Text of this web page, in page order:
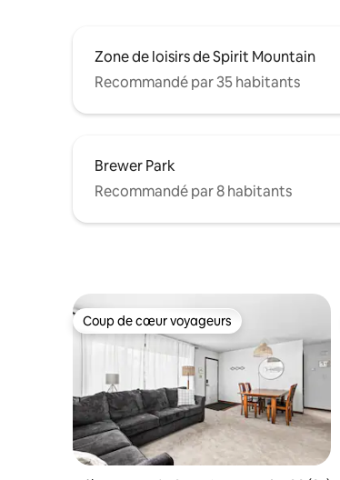
Zone de loisirs de Spirit Mountain
Recommandé par 35 habitants
Brewer Park
Recommandé par 8 habitants
Coup de cœur voyageurs
Coup de cœur voyageurs